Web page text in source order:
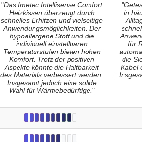
"Das Imetec Intellisense Comfort
Heizkissen überzeugt durch
schnelles Erhitzen und vielseitige
Anwendungsmöglichkeiten. Der
hypoallergene Stoff und die
individuell einstellbaren
Temperaturstufen bieten hohen
Komfort. Trotz der positiven
Aspekte könnte die Haltbarkeit
des Materials verbessert werden.
Insgesamt jedoch eine solide
Wahl für Wärmebedürftige."
"
in
für
die
Kabel